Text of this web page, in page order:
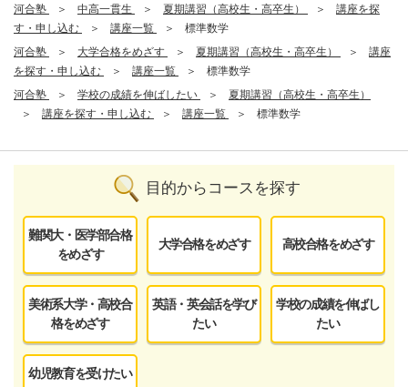
河合塾
中高一貫生 夏期講習（高校生・高卒生）
講座を探
す・申し込む
講座一覧
標準数学
河合塾
大学合格をめざす 夏期講習（高校生・高卒生）
講座
を探す・申し込む
講座一覧
標準数学
河合塾
学校の成績を伸ばしたい
夏期講習（高校生・高卒生）
講座を探す・申し込む
講座一覧 標準数学
目的からコースを探す
難関大・医学部合格
をめざす
大学合格をめざす 高校合格をめざす
美術系大学・高校合
格をめざす
英語・英会話を学び
たい
学校の成績を伸ばし
たい
幼児教育を受けたい